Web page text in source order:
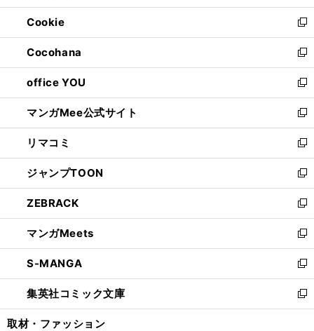
開
く
ウ
で
開
く
ン
ド
ウ
で
開
く
ウ
ィ
ン
ド
ウ
で
開
く
Cookie
新
し
い
ウ
ィ
ン
ド
ウ
で
開
く
Cocohana
新
し
い
ウ
ィ
ン
ド
ウ
で
開
く
office YOU
新
し
い
ウ
ィ
ン
ド
ウ
で
開
く
マンガMee公式サイト
新
し
い
ウ
ィ
ン
ド
ウ
で
開
く
リマコミ
新
し
い
ウ
ィ
ン
ド
ウ
で
開
く
ジャンプTOON
新
し
い
ウ
ィ
ン
ド
ウ
で
開
ZEBRACK
新
し
い
ウ
ィ
ン
ド
ウ
マンガMeets
新
し
い
ウ
ィ
ン
S-MANGA
新
し
い
ウ
集英社コミック文庫
新
し
取材・ファッション